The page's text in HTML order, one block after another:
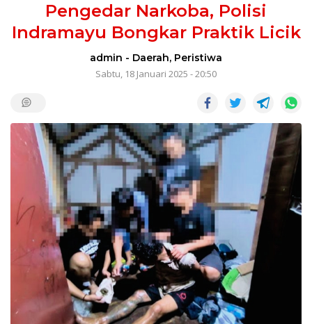
Pengedar Narkoba, Polisi
Indramayu Bongkar Praktik Licik
admin - Daerah, Peristiwa
Sabtu, 18 Januari 2025 - 20:50